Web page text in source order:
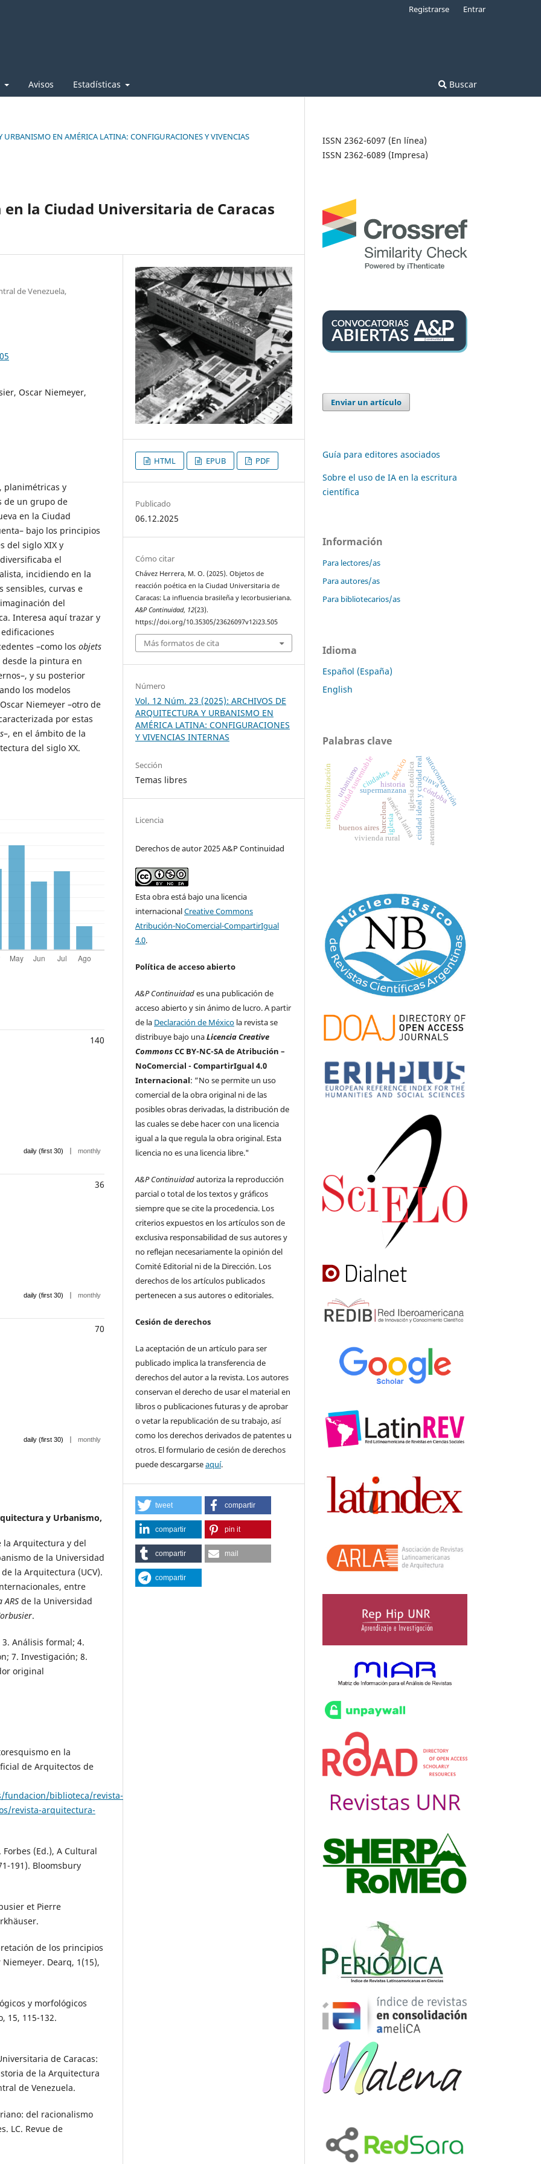
Avisos Estadísticas Buscar
Registrarse Entrar
EN AMÉRICA LATINA: CONFIGURACIONES Y VIVENCIAS
la Ciudad Universitaria de Caracas
de Venezuela,
Oscar Niemeyer,
planimétricas y
de un grupo de
en la Ciudad
bajo los principios
del siglo XIX y
el
incidiendo en la
sensibles, curvas e
del
Interesa aquí trazar y
–como los objets
la pintura en
y su posterior
los modelos
Niemeyer –otro de
por estas
–, en el ámbito de la
del siglo XX.
140
daily (first 30) | monthly
36
daily (first 30) | monthly
70
daily (first 30) | monthly
y Urbanismo,
la Arquitectura y del
de la Universidad
la Arquitectura (UCV).
entre
ARS de la Universidad
.
Análisis formal; 4.
7. Investigación; 8.
original
en la
de Arquitectos de
fundacion/biblioteca/revista-
revista-arquitectura-
(Ed.), A Cultural
191). Bloomsbury
et Pierre
de los principios
Dearq, 1(15),
y morfológicos
15, 115-132.
de Caracas:
de la Arquitectura
de Venezuela.
del racionalismo
LC. Revue de
HTML EPUB PDF
Publicado
06.12.2025
Cómo citar
Chávez Herrera, M. O. (2025). Objetos de
reacción poética en la Ciudad Universitaria de
Caracas: La influencia brasileña y lecorbusieriana.
A&P Continuidad, 12(23).
https://doi.org/10.35305/23626097v12i23.505
Más formatos de cita
Número
Vol. 12 Núm. 23 (2025): ARCHIVOS DE
ARQUITECTURA Y URBANISMO EN
AMÉRICA LATINA: CONFIGURACIONES
Y VIVENCIAS INTERNAS
Sección
Temas libres
Licencia
Derechos de autor 2025 A&P Continuidad
Esta obra está bajo una licencia
internacionalCreative Commons
Atribución-NoComercial-CompartirIgual
4.0.
Política de acceso abierto
A&P Continuidades una publicación de
acceso abierto y sin ánimo de lucro. A partir
de la Declaración de México la revista se
distribuye bajo unaLicencia Creative
CommonsCC BY-NC-SA de Atribución –
NoComercial - CompartirIgual 4.0
Internacional: “No se permite un uso
comercial de la obra original ni de las
posibles obras derivadas, la distribución de
las cuales se debe hacer con una licencia
igual a la que regula la obra original. Esta
licencia no es una licencia libre."
A&P Continuidadautoriza la reproducción
parcial o total de los textos y gráficos
siempre que se cite la procedencia. Los
criterios expuestos en los artículos son de
exclusiva responsabilidad de sus autores y
no reflejan necesariamente la opinión del
Comité Editorial ni de la Dirección. Los
derechos de los artículos publicados
pertenecen a sus autores o editoriales.
Cesión de derechos
La aceptación de un artículo para ser
publicado implica la transferencia de
derechos del autor a la revista. Los autores
conservan el derecho de usar el material en
libros o publicaciones futuras y de aprobar
o vetar la republicación de su trabajo, así
como los derechos derivados de patentes u
otros. El formulario de cesión de derechos
puede descargarseaquí.
tweet compartir
compartir pin it
compartir mail
compartir
ISSN 2362-6097 (En línea)
ISSN 2362-6089 (Impresa)
Enviar un artículo
Guía para editores asociados
Sobre el uso de IA en la escritura
científica
Información
Para lectores/as
Para autores/as
Para bibliotecarios/as
Idioma
Español (España)
English
Palabras clave
barcelona
buenos aires
supermanzana ciudad ideal y ciudad real
ciudades
américa latina
historia
movilidad sustentable cinva
vivienda rural
iglesia católica autoconstrucción
urbanismo
institucionalización córdoba
iglesia asentamientos
méxico